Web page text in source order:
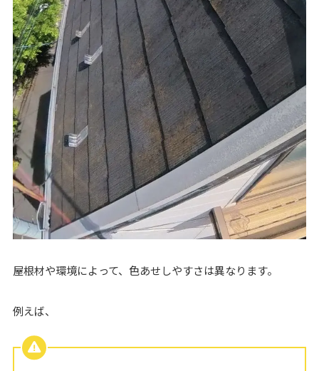
屋根材や環境によって、色あせしやすさは異なります。
例えば、